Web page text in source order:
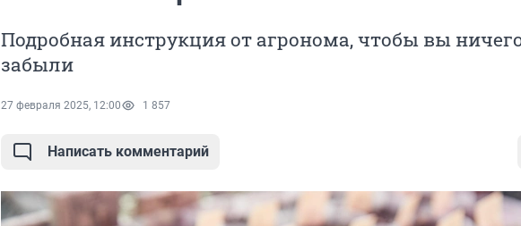
Подробная инструкция от агронома, чтобы вы
забыли
27 февраля 2025, 12:00 1 857
Написать комментарий